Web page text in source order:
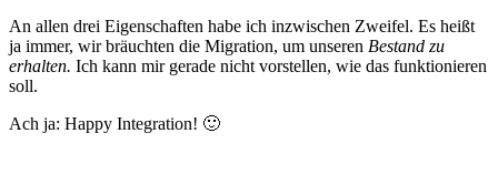
An allen drei Eigenschaften habe ich inzwischen Zweifel. Es heißt
ja immer, wir bräuchten die Migration, um unseren Bestand zu
erhalten. Ich kann mir gerade nicht vorstellen, wie das funktionieren
soll.
Ach ja: Happy Integration! 🙂